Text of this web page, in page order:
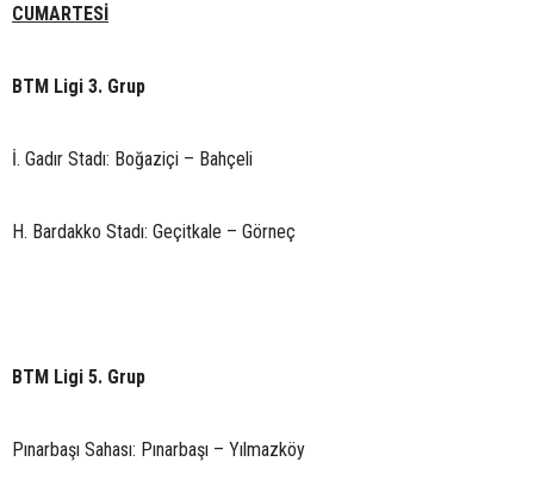
CUMARTESİ
BTM Ligi 3. Grup
İ. Gadır Stadı: Boğaziçi – Bahçeli
H. Bardakko Stadı: Geçitkale – Görneç
BTM Ligi 5. Grup
Pınarbaşı Sahası: Pınarbaşı – Yılmazköy